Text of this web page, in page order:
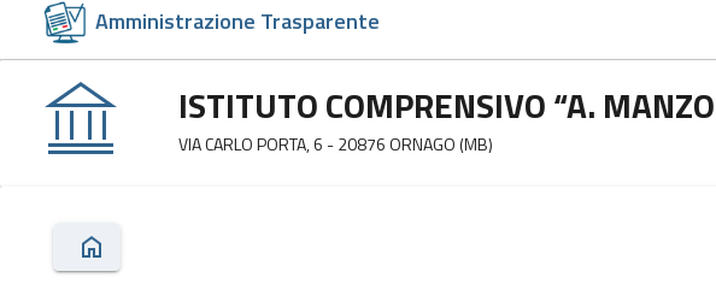
Amministrazione Trasparente
ISTITUTO COMPRENSIVO “A.
VIA CARLO PORTA, 6 - 20876 ORNAGO (MB)